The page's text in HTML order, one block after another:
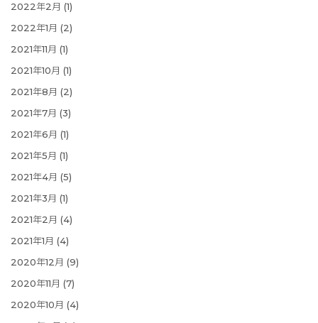
2022年2月 (1)
2022年1月 (2)
2021年11月 (1)
2021年10月 (1)
2021年8月 (2)
2021年7月 (3)
2021年6月 (1)
2021年5月 (1)
2021年4月 (5)
2021年3月 (1)
2021年2月 (4)
2021年1月 (4)
2020年12月 (9)
2020年11月 (7)
2020年10月 (4)